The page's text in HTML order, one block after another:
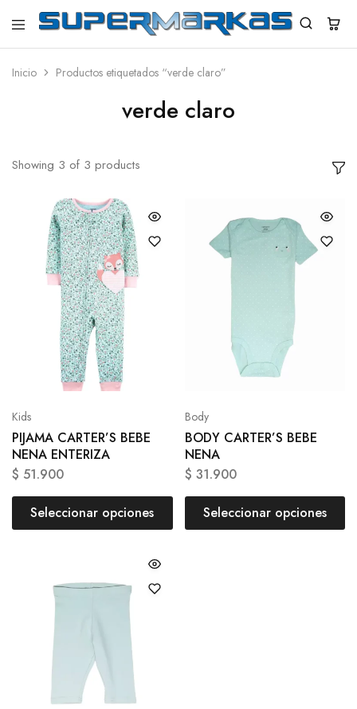
SuperMarkas
Ropa
con
Inicio Productos etiquetados “verde claro”
verde claro
Showing 3 of 3 products
Kids
PIJAMA CARTER’S BEBE
NENA ENTERIZA
$ 51.900
Seleccionar opciones
Body
BODY CARTER’S BEBE
NENA
$ 31.900
Seleccionar opciones